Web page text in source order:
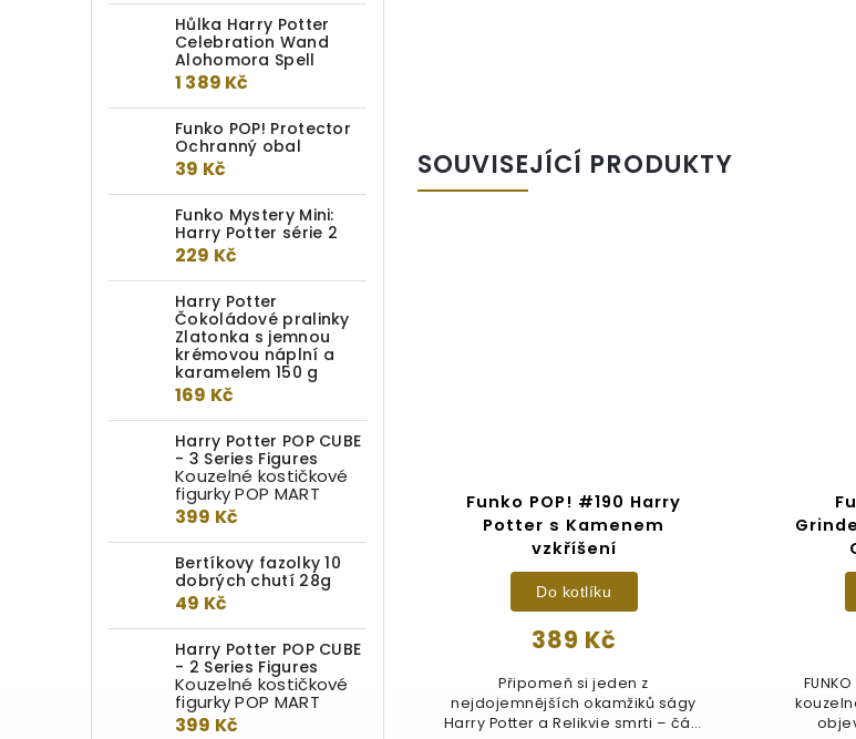
Hůlka Harry Potter
Celebration Wand
Alohomora Spell
1 389 Kč
Funko POP! Protector
Ochranný obal
39 Kč
Funko Mystery Mini:
Harry Potter série 2
229 Kč
Harry Potter
Čokoládové pralinky
Zlatonka s jemnou
krémovou náplní a
karamelem 150 g
169 Kč
Harry Potter POP CUBE
- 3 Series Figures
Kouzelné kostičkové
figurky POP MART
399 Kč
Bertíkovy fazolky 10
dobrých chutí 28g
49 Kč
Harry Potter POP CUBE
- 2 Series Figures
Kouzelné kostičkové
figurky POP MART
399 Kč
SOUVISEJÍCÍ PRODUKTY
Funko POP! #186 Harry
Potter: Horáci Křiklan
křeslo
449 Kč
Do kotlíku
POP! Horacio Křiklan si vykouzlil
důmyslné přestrojení, aby unikl
Smrtijedům! Rozšiř svou sbírku...
Funko POP! #190 Harry
Potter s Kamenem
vzkříšení
389 Kč
Do kotlíku
Připomeň si jeden z
nejdojemnějších okamžiků ságy
Harry Potter a Relikvie smrti – část